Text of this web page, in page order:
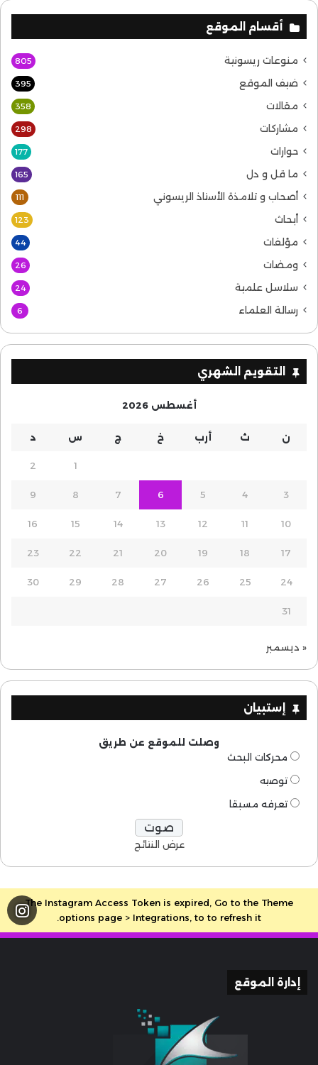
أقسام الموقع
منوعات ريسونية 805
ضيف الموقع 395
مقالات 358
مشاركات 298
حوارات 177
ما قل و دل 165
أصحاب و تلامذة الأستاذ الريسوني 111
أبحاث 123
مؤلفات 44
ومضات 26
سلاسل علمية 24
رسالة العلماء 6
التقويم الشهري
أغسطس 2026
ن ث أرب خ ج س د
1
2
3
4
5
6
7
8
9
10
11
12
13
14
15
16
17
18
19
20
21
22
23
24
25
26
27
28
29
30
31
« ديسمبر
إستبيان
وصلت للموقع عن طريق
محركات البحث
توصيه
تعرفه مسبقا
عرض النتائج
The Instagram Access Token is expired, Go to the Theme
options page > Integrations, to to refresh it.
إدارة الموقع